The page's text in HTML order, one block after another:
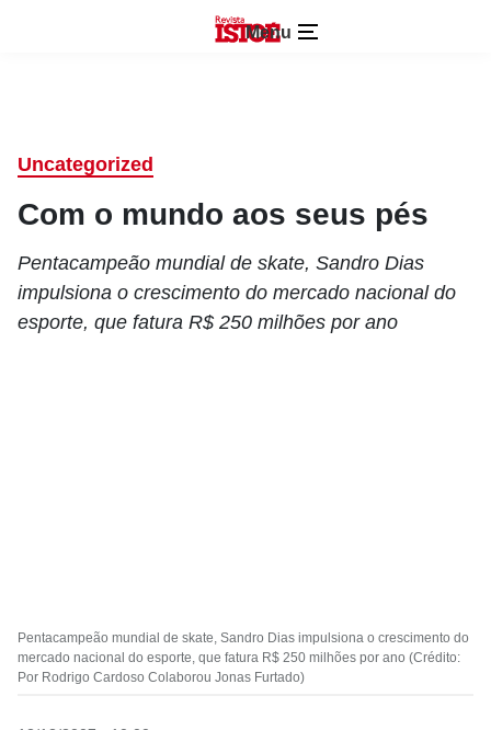
Menu
Uncategorized
Com o mundo aos seus pés
Pentacampeão mundial de skate, Sandro Dias
impulsiona o crescimento do mercado nacional do
esporte, que fatura R$ 250 milhões por ano
Pentacampeão mundial de skate, Sandro Dias impulsiona o crescimento do
mercado nacional do esporte, que fatura R$ 250 milhões por ano (Crédito:
Por Rodrigo Cardoso Colaborou Jonas Furtado)